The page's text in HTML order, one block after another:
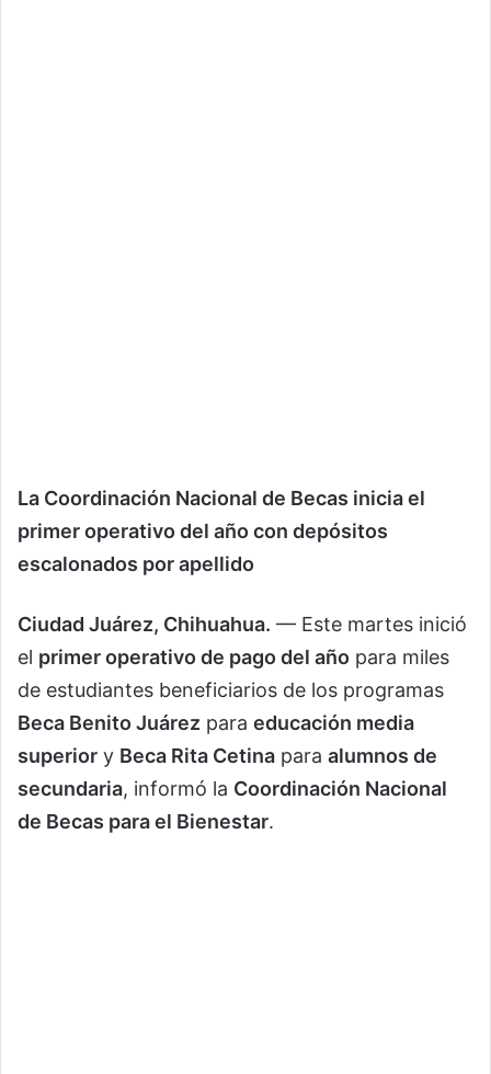
La Coordinación Nacional de Becas inicia el
primer operativo del año con depósitos
escalonados por apellido
Ciudad Juárez, Chihuahua. — Este martes inició
el primer operativo de pago del año para miles
de estudiantes beneficiarios de los programas
Beca Benito Juárez para educación media
superior y Beca Rita Cetina para alumnos de
secundaria, informó la Coordinación Nacional
de Becas para el Bienestar.